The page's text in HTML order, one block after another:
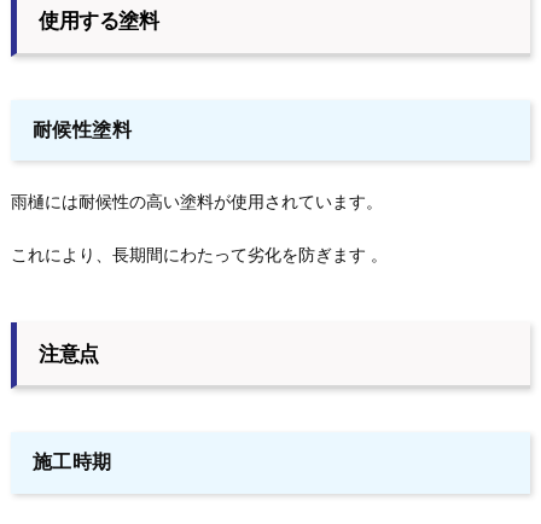
使用する塗料
耐候性塗料
雨樋には耐候性の高い塗料が使用されています。
これにより、長期間にわたって劣化を防ぎます 。
注意点
施工時期